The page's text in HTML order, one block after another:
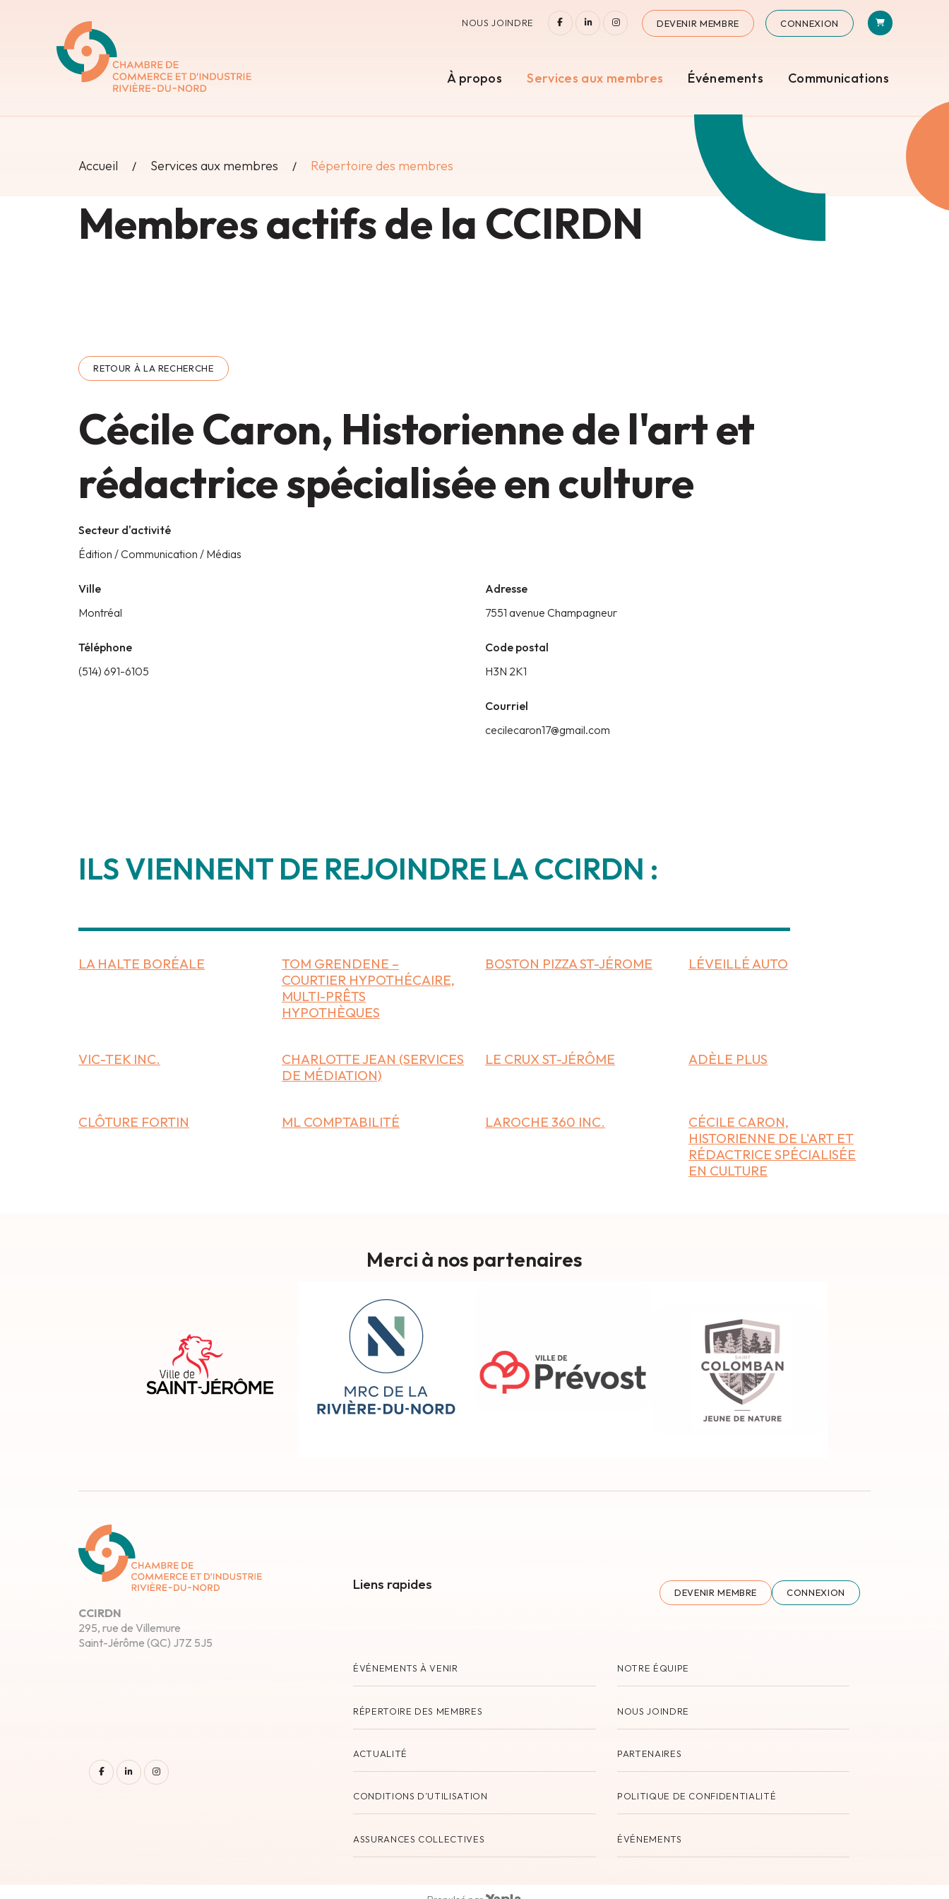
NOUS JOINDRE FACEBOOKLINKEDININSTAGRAMDEVENIR MEMBRE CONNEXION
PANIER
À propos Services aux membres Événements Communications
Accueil Services aux membres Répertoire des membres
Membres actifs de la CCIRDN
RETOUR À LA RECHERCHE
Cécile Caron, Historienne de l'art et
rédactrice spécialisée en culture
Secteur d'activité
Édition / Communication / Médias
Ville
Montréal
Adresse
7551 avenue Champagneur
Téléphone
(514) 691-6105
Code postal
H3N 2K1
Courriel
cecilecaron17@gmail.com
ILS VIENNENT DE REJOINDRE LA CCIRDN :
LA HALTE BORÉALE
TOM GRENDENE –
COURTIER HYPOTHÉCAIRE,
MULTI-PRÊTS
HYPOTHÈQUES
BOSTON PIZZA ST-JÉROME LÉVEILLÉ AUTO
VIC-TEK INC.
CHARLOTTE JEAN (SERVICES
DE MÉDIATION)
LE CRUX ST-JÉRÔME ADÈLE PLUS
CLÔTURE FORTIN ML COMPTABILITÉ LAROCHE 360 INC.
CÉCILE CARON,
HISTORIENNE DE L'ART ET
RÉDACTRICE SPÉCIALISÉE
EN CULTURE
Merci à nos partenaires
CCIRDN
295, rue de Villemure
Saint-Jérôme (QC) J7Z 5J5
Liens rapides DEVENIR MEMBRE CONNEXION
facebooklinkedininstagram
ÉVÉNEMENTS À VENIR
RÉPERTOIRE DES MEMBRES
ACTUALITÉ
CONDITIONS D’UTILISATION
ASSURANCES COLLECTIVES
NOTRE ÉQUIPE
NOUS JOINDRE
PARTENAIRES
POLITIQUE DE CONFIDENTIALITÉ
ÉVÉNEMENTS